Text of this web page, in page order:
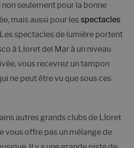
seulement pour la bonne
mais aussi pour lesspectacles
Les spectacles de lumière portent
à Lloret del Mar à un niveau
vous recevrez un tampon
ne peut être vu que sous ces
autres grands clubs de Lloret
vous offre pas un mélange de